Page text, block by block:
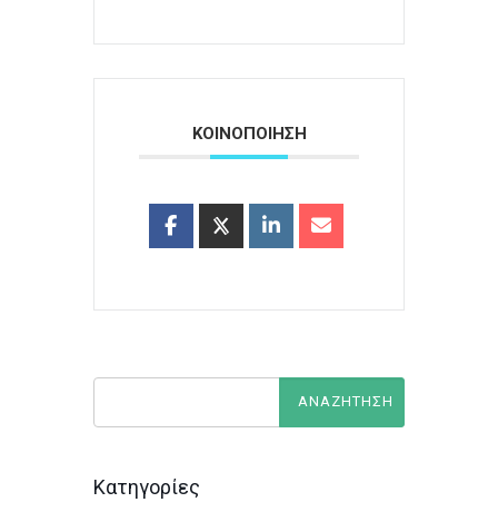
ΚΟΙΝΟΠΟΙΗΣΗ
Κατηγορίες